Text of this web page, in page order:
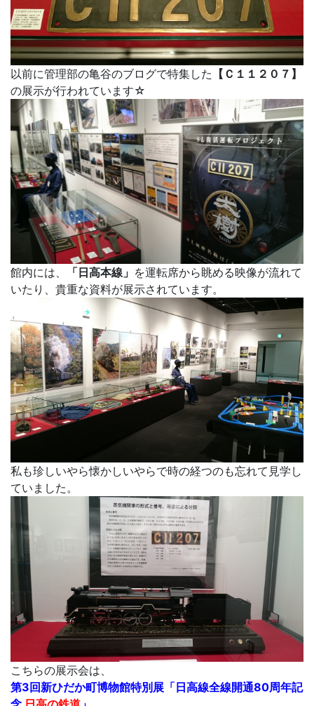
以前に管理部の亀谷のブログで特集した 【Ｃ１１２０７】
の展示が行われています☆
館内には、 「日高本線」 を運転席から眺める映像が流れて
いたり、貴重な資料が展示されています。
私も珍しいやら懐かしいやらで時の経つのも忘れて見学し
ていました。
こちらの展示会は、
第3回新ひだか町博物館特別展「日高線全線開通80周年記